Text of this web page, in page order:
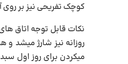
کوچک تفریحی نیز بر
نکات قابل توجه اتاق
میکردن برای روز اول